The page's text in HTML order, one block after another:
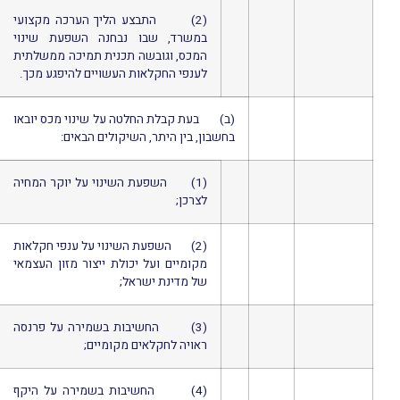
(2) התבצע הליך הערכה מקצועי
במשרד, שבו נבחנה השפעת שינוי
המכס, וגובשה תכנית תמיכה ממשלתית
לענפי החקלאות העשויים להיפגע מכך.
(ב) בעת קבלת החלטה על שינוי מכס יובאו
בחשבון, בין היתר, השיקולים הבאים:
(1) השפעת השינוי על יוקר המחיה
לצרכן;
(2) השפעת השינוי על ענפי חקלאות
מקומיים ועל יכולת ייצור מזון העצמאי
של מדינת ישראל;
(3) החשיבות בשמירה על פרנסה
ראויה לחקלאים מקומיים;
(4) החשיבות בשמירה על היקף